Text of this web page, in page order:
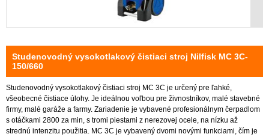
Studenovodný vysokotlakový čistiaci stroj Nilfisk MC 3C-
150/660
Studenovodný vysokotlakový čistiaci stroj MC 3C je určený pre ľahké,
všeobecné čistiace úlohy. Je ideálnou voľbou pre živnostníkov, malé stavebné
firmy, malé garáže a farmy. Zariadenie je vybavené profesionálnym čerpadlom
s otáčkami 2800 za min, s tromi piestami z nerezovej ocele, na nízku až
strednú intenzitu použitia. MC 3C je vybavený dvomi novými funkciami, čím je